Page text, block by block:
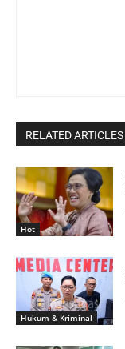
RELATED ARTICLES
Hot
Hukum & Kriminal